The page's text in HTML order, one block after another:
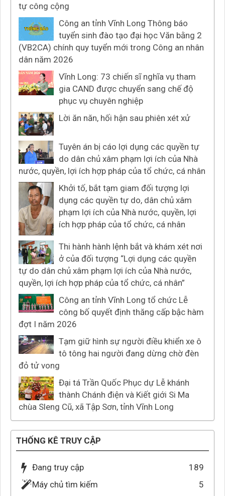
tự công cộng
Công an tỉnh Vĩnh Long Thông báo
tuyển sinh đào tạo đại học Văn bằng 2
(VB2CA) chính quy tuyển mới trong Công an nhân
dân năm 2026
Vĩnh Long: 73 chiến sĩ nghĩa vụ tham
gia CAND được chuyển sang chế độ
phục vụ chuyên nghiệp
Lời ăn năn, hối hận sau phiên xét xử
Tuyên án bị cáo lợi dụng các quyền tự
do dân chủ xâm phạm lợi ích của Nhà
nước, quyền, lợi ích hợp pháp của tổ chức, cá nhân
Khởi tố, bắt tạm giam đối tượng lợi
dụng các quyền tự do, dân chủ xâm
phạm lợi ích của Nhà nước, quyền, lợi
ích hợp pháp của tổ chức, cá nhân
Thi hành hành lệnh bắt và khám xét nơi
ở của đối tượng “Lợi dụng các quyền
tự do dân chủ xâm phạm lợi ích của Nhà nước,
quyền, lợi ích hợp pháp của tổ chức, cá nhân”
Công an tỉnh Vĩnh Long tổ chức Lễ
công bố quyết định thăng cấp bậc hàm
đợt I năm 2026
Tạm giữ hình sự người điều khiển xe ô
tô tông hai người đang dừng chờ đèn
đỏ tử vong
Đại tá Trần Quốc Phục dự Lễ khánh
thành Chánh điện và Kiết giới Si Ma
chùa Sleng Cũ, xã Tập Sơn, tỉnh Vĩnh Long
THỐNG KÊ TRUY CẬP
Đang truy cập
189
Máy chủ tìm kiếm
5